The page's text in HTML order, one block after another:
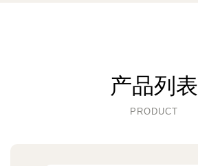
产品列表
PRODUCT